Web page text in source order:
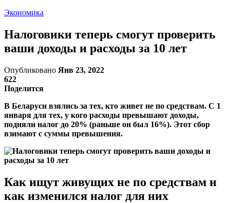
Экономика
Налоговики теперь смогут проверить
ваши доходы и расходы за 10 лет
Опубликовано Янв 23, 2022
622
Поделится
В Беларуси взялись за тех, кто живет не по средствам. С 1
января для тех, у кого расходы превышают доходы,
подняли налог до 20% (раньше он был 16%). Этот сбор
взимают с суммы превышения.
Как ищут живущих не по средствам и
как изменился налог для них